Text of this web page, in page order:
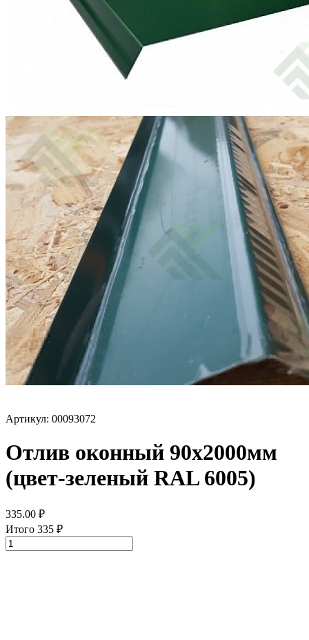
Артикул: 00093072
Отлив оконный 90х2000мм
(цвет-зеленый RAL 6005)
335.00 ₽
Итого 335 ₽